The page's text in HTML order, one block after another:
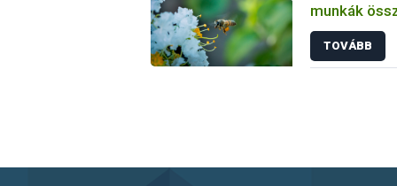
munkák
fókuszban a
TOVÁBB